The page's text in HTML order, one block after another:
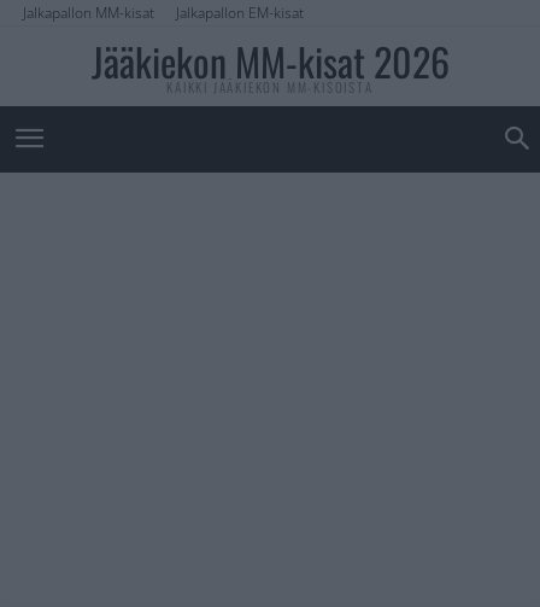
Jalkapallon MM-kisat Jalkapallon EM-kisat
Jääkiekon MM-kisat 2026
KAIKKI JÄÄKIEKON MM-KISOISTA